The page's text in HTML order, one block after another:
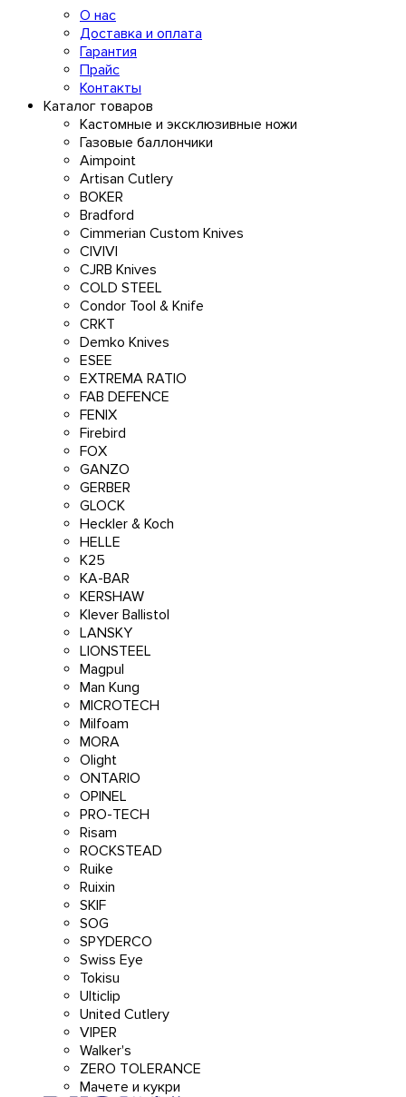
О нас
Доставка и оплата
Гарантия
Прайс
Контакты
Каталог товаров
Кастомные и эксклюзивные ножи
Газовые баллончики
Aimpoint
Artisan Cutlery
BOKER
Bradford
Cimmerian Custom Knives
CIVIVI
CJRB Knives
COLD STEEL
Condor Tool & Knife
CRKT
Demko Knives
ESEE
EXTREMA RATIO
FAB DEFENCE
FENIX
Firebird
FOX
GANZO
GERBER
GLOCK
Heckler & Koch
HELLE
K25
KA-BAR
KERSHAW
Klever Ballistol
LANSKY
LIONSTEEL
Magpul
Man Kung
MICROTECH
Milfoam
MORA
Olight
ONTARIO
OPINEL
PRO-TECH
Risam
ROCKSTEAD
Ruike
Ruixin
SKIF
SOG
SPYDERCO
Swiss Eye
Tokisu
Ulticlip
United Cutlery
VIPER
Walker's
ZERO TOLERANCE
Мачете и кукри